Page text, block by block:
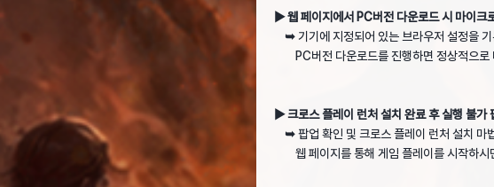
▶ 웹 페이지에서 PC버전 다운로드 시 마이크
➥ 기기에 지정되어 있는 브라우저 설정을
PC버전 다운로드를 진행하면 정상적으로
▶ 크로스 플레이 런처 설치 완료 후 실행 불가
➥팝업 확인 및 크로스 플레이 런처 설치 마
웹 페이지를 통해 게임 플레이를 시작하시